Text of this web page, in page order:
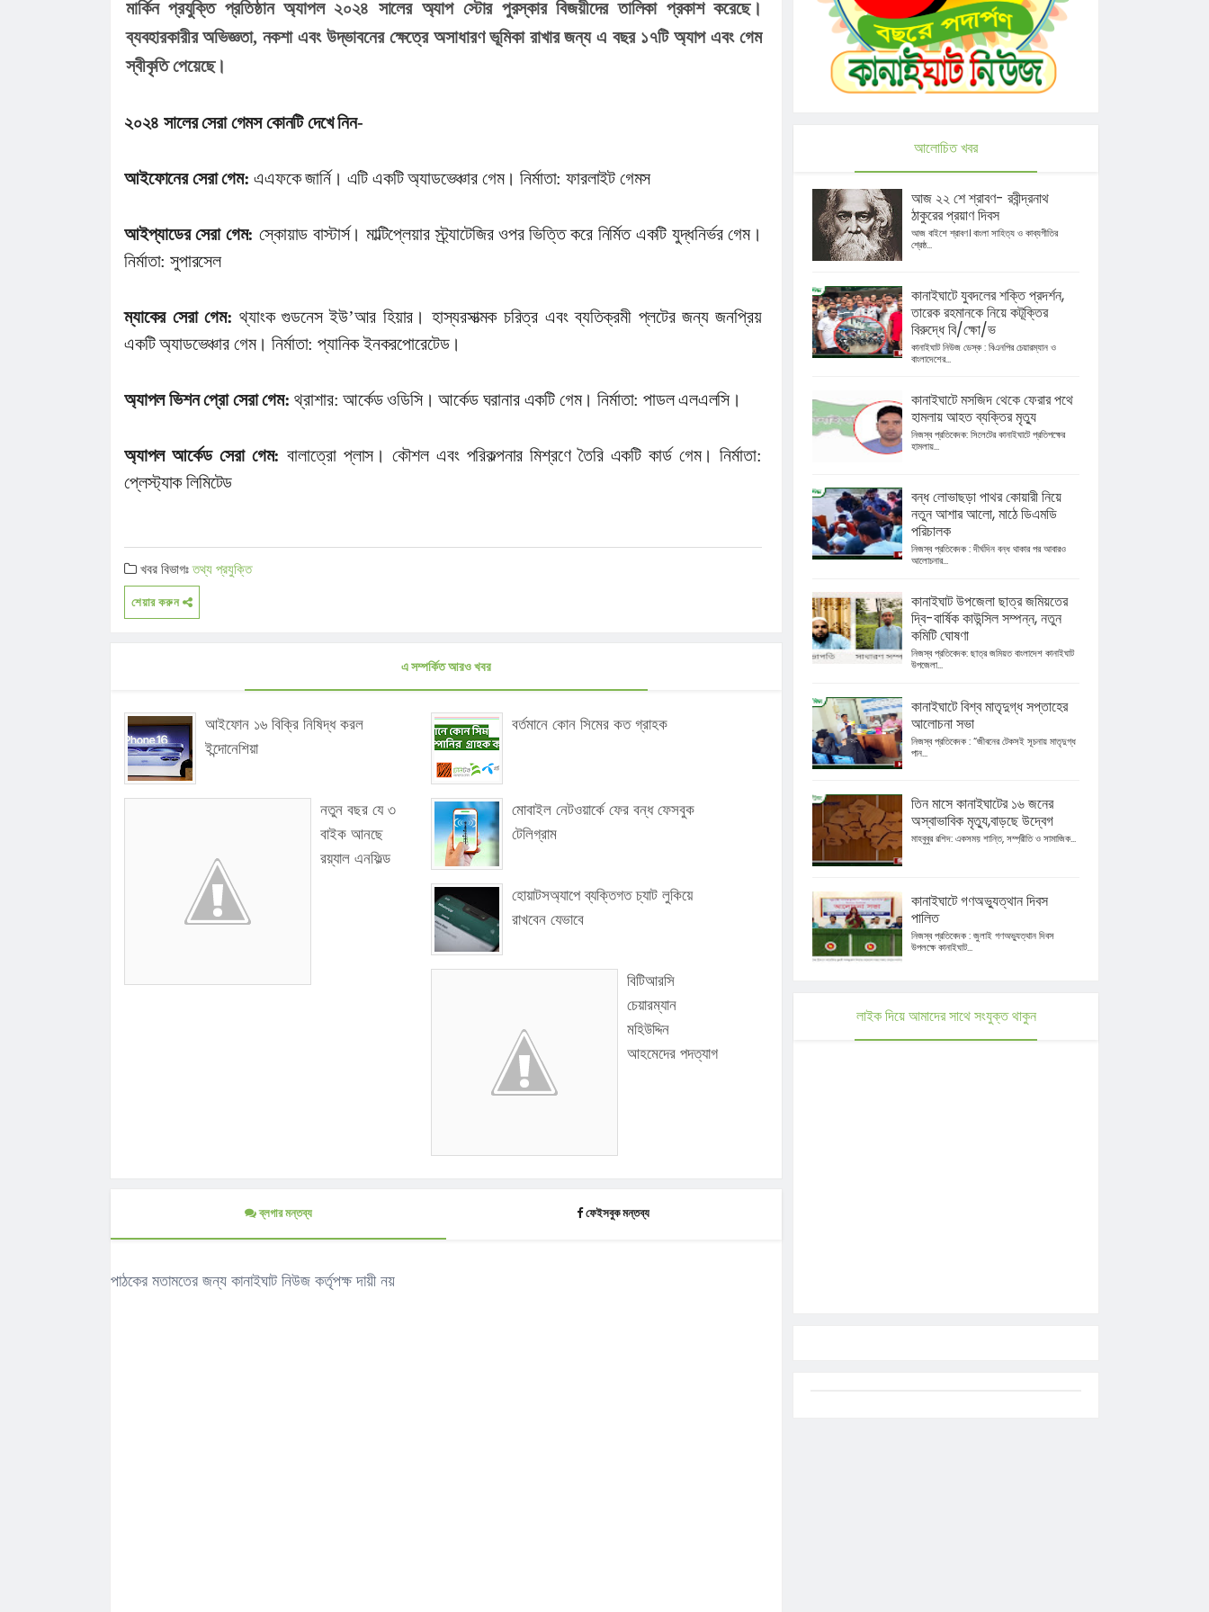
চাইলেন সবার সহযোগিতা
লোভাছড়ার জব্দকৃত পাথর পা'চা'র'কালে ভলগেটসহ
সভাপতি ফের হাফিজ আহমদ সুজন
কানাইঘাটে ইসলামী ব্যাংকের রেমিট্যান্স গ্রাহক সমাবেশ,
মৃত্যু,বাড়ছে উদ্বেগ
লোভাছড়ার জব্দকৃত পাথর চুরির হিড়িক, রাতের আঁধারে
সিক্ত মাওলানা গোলাম ওয়াহিদ
মার্কিন প্রযুক্তি প্রতিষ্ঠান অ্যাপল ২০২৪ সালের অ্যাপ স্টোর পুরস্কার বিজয়ীদের তালিকা প্রকাশ করেছে।
ব্যবহারকারীর অভিজ্ঞতা, নকশা এবং উদ্ভাবনের ক্ষেত্রে অসাধারণ ভূমিকা রাখার জন্য এ বছর ১৭টি অ্যাপ এবং গেম
স্বীকৃতি পেয়েছে।
২০২৪ সালের সেরা গেমস কোনটি দেখে নিন-
আইফোনের সেরা গেম:এএফকে জার্নি। এটি একটি অ্যাডভেঞ্চার গেম। নির্মাতা: ফারলাইট গেমস
আইপ্যাডের সেরা গেম: স্কোয়াড বাস্টার্স। মাল্টিপ্লেয়ার স্ট্র্যাটেজির ওপর ভিত্তি করে নির্মিত একটি যুদ্ধনির্ভর গেম।
নির্মাতা: সুপারসেল
ম্যাকের সেরা গেম:থ্যাংক গুডনেস ইউ’আর হিয়ার। হাস্যরসাত্মক চরিত্র এবং ব্যতিক্রমী প্লটের জন্য জনপ্রিয়
একটি অ্যাডভেঞ্চার গেম। নির্মাতা: প্যানিক ইনকরপোরেটেড।
অ্যাপল ভিশন প্রো সেরা গেম:থ্রাশার: আর্কেড ওডিসি। আর্কেড ঘরানার একটি গেম। নির্মাতা: পাডল এলএলসি।
অ্যাপল আর্কেড সেরা গেম:বালাত্রো প্লাস। কৌশল এবং পরিকল্পনার মিশ্রণে তৈরি একটি কার্ড গেম। নির্মাতা:
প্লেস্ট্যাক লিমিটেড
খবর বিভাগঃতথ্য প্রযুক্তি
শেয়ার করুন
এ সম্পর্কিত আরও খবর
আইফোন ১৬ বিক্রি নিষিদ্ধ করল
ইন্দোনেশিয়া
বর্তমানে কোন সিমের কত গ্রাহক
নতুন বছর যে ৩
বাইক আনছে
রয়্যাল এনফিল্ড
মোবাইল নেটওয়ার্কে ফের বন্ধ ফেসবুক
টেলিগ্রাম
হোয়াটসঅ্যাপে ব্যক্তিগত চ্যাট লুকিয়ে
রাখবেন যেভাবে
বিটিআরসি
চেয়ারম্যান
মহিউদ্দিন
আহমেদের পদত্যাগ
ব্লগার মন্তব্য ফেইসবুক মন্তব্য
পাঠকের মতামতের জন্য কানাইঘাট নিউজ কর্তৃপক্ষ দায়ী নয়
আলোচিত খবর
আজ ২২ শে শ্রাবণ- রবীন্দ্রনাথ
ঠাকুরের প্রয়াণ দিবস
আজ বাইশে শ্রাবণ। বাংলা সাহিত্য ও কাব্যগীতির
শ্রেষ্ঠ...
কানাইঘাটে যুবদলের শক্তি প্রদর্শন,
তারেক রহমানকে নিয়ে কটূক্তির
বিরুদ্ধে বি/ক্ষো/ভ
কানাইঘাট নিউজ ডেস্ক : বিএনপির চেয়ারম্যান ও
বাংলাদেশের...
কানাইঘাটে মসজিদ থেকে ফেরার পথে
হামলায় আহত ব্যক্তির মৃত্যু
নিজস্ব প্রতিবেদক: সিলেটের কানাইঘাটে প্রতিপক্ষের
হামলায়...
বন্ধ লোভাছড়া পাথর কোয়ারী নিয়ে
নতুন আশার আলো, মাঠে ডিএমডি
পরিচালক
নিজস্ব প্রতিবেদক : দীর্ঘদিন বন্ধ থাকার পর আবারও
আলোচনার...
কানাইঘাট উপজেলা ছাত্র জমিয়তের
দ্বি-বার্ষিক কাউন্সিল সম্পন্ন, নতুন
কমিটি ঘোষণা
নিজস্ব প্রতিবেদক: ছাত্র জমিয়ত বাংলাদেশ কানাইঘাট
উপজেলা...
কানাইঘাটে বিশ্ব মাতৃদুগ্ধ সপ্তাহের
আলোচনা সভা
নিজস্ব প্রতিবেদক : “জীবনের টেকসই সূচনায় মাতৃদুগ্ধ
পান...
তিন মাসে কানাইঘাটের ১৬ জনের
অস্বাভাবিক মৃত্যু,বাড়ছে উদ্বেগ
মাহবুবুর রশিদ: একসময় শান্তি, সম্প্রীতি ও সামাজিক...
কানাইঘাটে গণঅভ্যুত্থান দিবস
পালিত
নিজস্ব প্রতিবেদক : জুলাই গণঅভ্যুত্থান দিবস
উপলক্ষে কানাইঘাট...
লাইক দিয়ে আমাদের সাথে সংযুক্ত থাকুন